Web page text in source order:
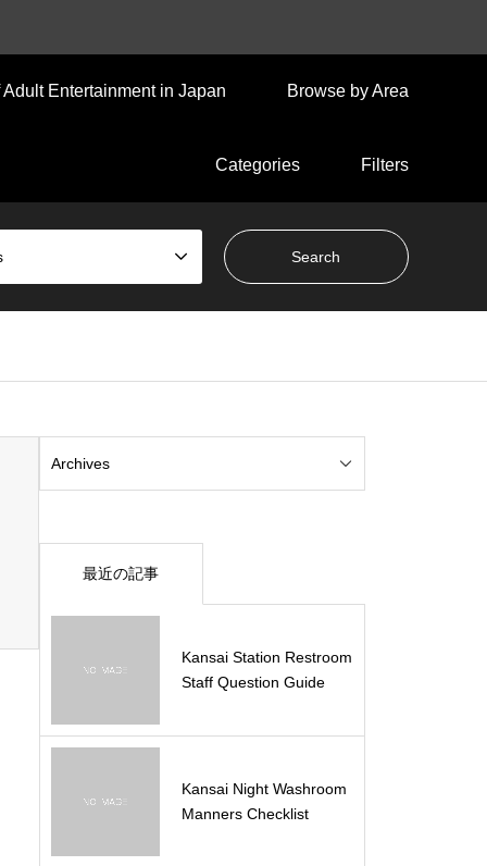
Entertainment in Japan Browse by Area
Categories Filters
最近の記事
Kansai Station Restroom
Staff Question Guide
Kansai Night Washroom
Manners Checklist